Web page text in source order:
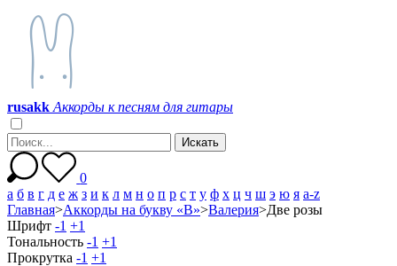
rusakk Аккорды к песням для гитары
0
а б в г д е ж з и к л м н о п р с т у ф х ц ч ш э ю я a-z
Главная>Аккорды на букву «В»>Валерия>Две розы
Шрифт -1 +1
Тональность -1 +1
Прокрутка -1 +1